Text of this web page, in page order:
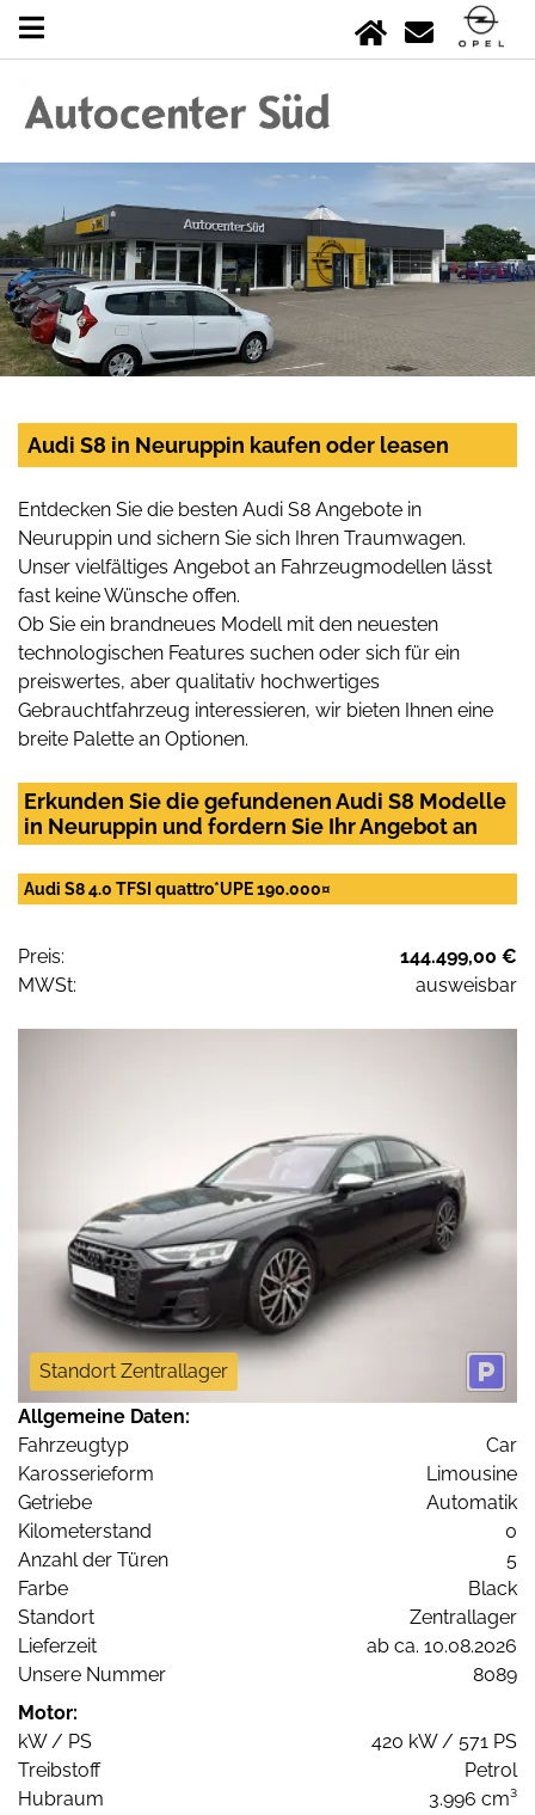
Audi S8 in Neuruppin kaufen oder leasen
Entdecken Sie die besten Audi S8 Angebote in
Neuruppin und sichern Sie sich Ihren Traumwagen.
Unser vielfältiges Angebot an Fahrzeugmodellen lässt
fast keine Wünsche offen.
Ob Sie ein brandneues Modell mit den neuesten
technologischen Features suchen oder sich für ein
preiswertes, aber qualitativ hochwertiges
Gebrauchtfahrzeug interessieren, wir bieten Ihnen eine
breite Palette an Optionen.
Erkunden Sie die gefundenen Audi S8 Modelle
in Neuruppin und fordern Sie Ihr Angebot an
Audi S8 4.0 TFSI quattro*UPE 190.000¤
Preis:
144.499,00 €
MWSt:
ausweisbar
Standort Zentrallager
Allgemeine Daten:
Fahrzeugtyp
Car
Karosserieform
Limousine
Getriebe
Automatik
Kilometerstand
0
Anzahl der Türen
5
Farbe
Black
Standort
Zentrallager
Lieferzeit
ab ca. 10.08.2026
Unsere Nummer
8089
Motor:
kW / PS
420 kW / 571 PS
Treibstoff
Petrol
Hubraum
3.996 cm³